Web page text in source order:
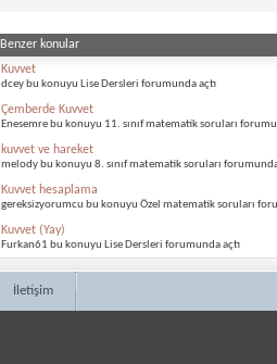
Benzer konular
Kuvvet
dcey bu konuyu Lise Dersleri forumunda açtı
Çemberde Kuvvet
Enesemre bu konuyu 11. sınıf matematik soruları
kuvvet ve hareket
melody bu konuyu 8. sınıf matematik soruları
Kuvvet hesaplama
gereksizyorumcu bu konuyu Özel matematik soruları
Kuvvet (Yay)
Furkan61 bu konuyu Lise Dersleri forumunda açtı
İletişim